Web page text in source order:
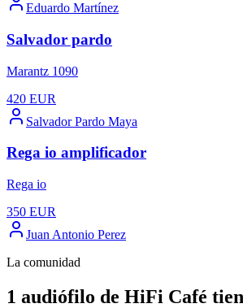
Eduardo Martínez
Salvador pardo
Marantz 1090
420 EUR
Salvador Pardo Maya
Rega io amplificador
Rega io
350 EUR
Juan Antonio Perez
La comunidad
1 audiófilo de HiFi Café